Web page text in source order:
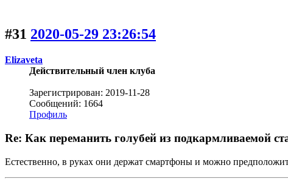
#31 2020-05-29 23:26:54
Elizaveta
Действительный член клуба
Зарегистрирован: 2019-11-28
Сообщений: 1664
Профиль
Re: Как переманить голубей из подкармливаемой
Естественно, в руках они держат смартфоны и можно